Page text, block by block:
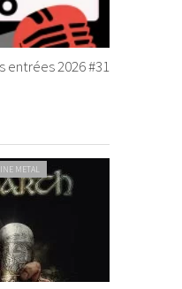
entrées 2026 #31
METAL